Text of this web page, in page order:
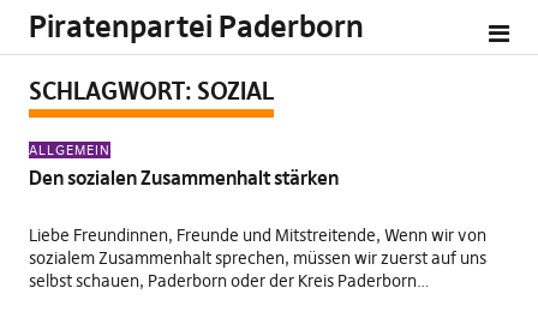
Piratenpartei Paderborn
SCHLAGWORT: SOZIAL
ALLGEMEIN
Den sozialen Zusammenhalt stärken
Liebe Freundinnen, Freunde und Mitstreitende, Wenn wir von
sozialem Zusammenhalt sprechen, müssen wir zuerst auf uns
selbst schauen, Paderborn oder der Kreis Paderborn…